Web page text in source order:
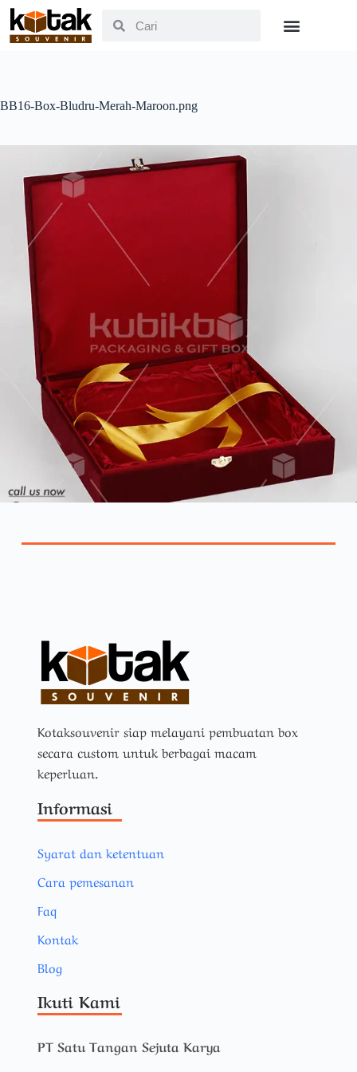
BB16-Box-Bludru-Merah-Maroon.png
Kotaksouvenir siap melayani pembuatan box
secara custom untuk berbagai macam
keperluan.
Informasi
Syarat dan ketentuan
Cara pemesanan
Faq
Kontak
Blog
Ikuti Kami
PT Satu Tangan Sejuta Karya